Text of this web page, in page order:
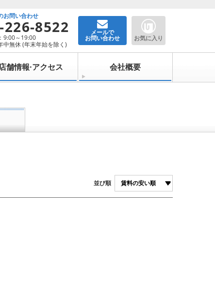
お問い合わせ
226-8522
9:00～19:00
中無休 (年末年始を除く)
メールで
お問い合わせ お気に入り
舗情報·アクセス 会社概要
並び順